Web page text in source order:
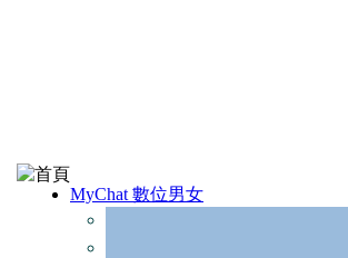
MyChat 數位男女